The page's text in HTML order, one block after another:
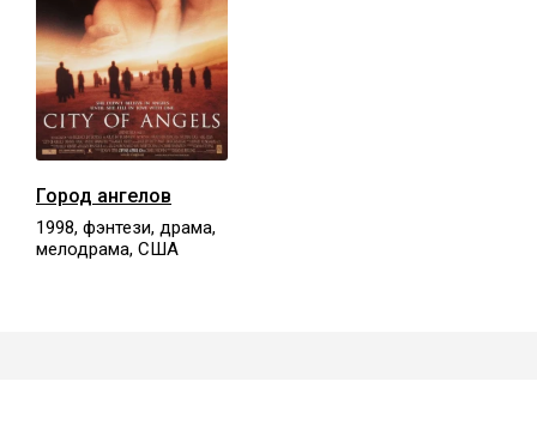
Город ангелов
1998, фэнтези, драма,
мелодрама, США